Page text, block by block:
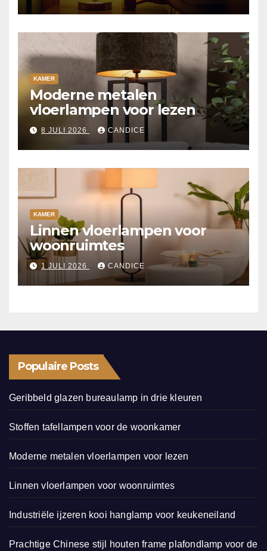
KAMER
Moderne metalen
vloerlampen voor lezen
8 JULI 2026 CANDICE
KAMER
Linnen vloerlampen voor
woonruimtes
1 JULI 2026 CANDICE
Populaire Posts
Geribbeld glazen bureaulamp in drie kleuren
Stoffen tafellampen voor de woonkamer
Moderne metalen vloerlampen voor lezen
Linnen vloerlampen voor woonruimtes
Industriële ijzeren kooi hanglamp voor keukeneiland
Prachtige Chinese stijl houten frame plafondlamp voor de